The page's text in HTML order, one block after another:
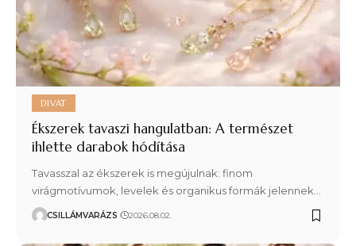
DIVAT
Ékszerek tavaszi hangulatban: A természet
ihlette darabok hódítása
Tavasszal az ékszerek is megújulnak: finom
virágmotívumok, levelek és organikus formák jelennek…
CSILLÁMVARÁZS 2026.08.02.